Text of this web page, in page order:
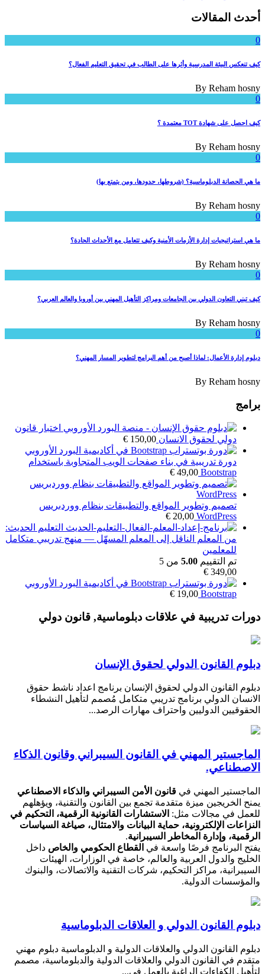
أحدث المقالات
0
كيف تنعكس البيئة المدرسية وأثرها على الطالب في تحقيق التعليم الفعال؟
By Reham hosny
0
كيف احصل على شهادة TOT معتمدة ؟
By Reham hosny
0
ما هي الحصانة الدبلوماسية؟ (شروطها، حدودها، ومن يتمتع بها)
By Reham hosny
0
ما هي استراتيجيات إدارة الأزمات الأمنية وكيف تتعامل مع الأحداث الحادة؟
By Reham hosny
0
كيف تبني التعاون الدولي بين الجامعات ومراكز التأهيل المهني بين أوروبا والعالم العربي؟
By Reham hosny
0
دبلوم إدارة الأعمال: لماذا أصبح من أهم البرامج لتطوير المسار المهني؟
By Reham hosny
برامج
اختبار قانون
دولي لحقوق الانسان
€ 150,00
دورة تدريبية في بناء صفحات الويب المتجاوبة باستخدام
Bootstrap
€ 49,00
تصميم وتطوير المواقع والتطبيقات بنظام ووردبريس
WordPress
€ 20,00
التعليم الحديث:
من المعلم الناقل إلى المعلم المسهّل — منهج تدريبي متكامل
للمعلمين
تم التقييم 5.00 من 5
€ 349,00
Bootstrap
€ 19,00
دورات تدريبية في علاقات دبلوماسية, قانون دولي
دبلوم القانون الدولي لحقوق الإنسان
دبلوم القانون الدولي لحقوق الإنسان برنامج اعداد ناشط حقوق
الانسان الدولي برنامج تدريبي متكامل مُصمم لتأهيل النشطاء
الحقوقيين الدوليين واحتراف مهارات الرصد...
الماجستير المهني في القانون السيبراني وقانون الذكاء
الاصطناعي.
الماجستير المهني في قانون الأمن السيبراني والذكاء الاصطناعي
يمنح الخريجين ميزة متقدمة تجمع بين القانون والتقنية، ويؤهلهم
للعمل في مجالات مثل: الاستشارات القانونية الرقمية، التحكيم في
النزاعات الإلكترونية، حماية البيانات والامتثال، صياغة السياسات
الرقمية، وإدارة المخاطر السيبرانية.
يفتح البرنامج فرصًا واسعة في القطاع الحكومي والخاص داخل
الخليج والدول العربية والعالم، خاصة في الوزارات، الهيئات
السيبرانية، مراكز التحكيم، شركات التقنية والاتصالات، والبنوك
والمؤسسات الدولية.
دبلوم القانون الدولي و العلاقات الدبلوماسية
دبلوم القانون الدولي والعلاقات الدولية و الدبلوماسية دبلوم مهني
متقدم في القانون الدولي والعلاقات الدولية والدبلوماسية، مصمم
لتأهيل الكفاءات الراغبة بالعمل في...